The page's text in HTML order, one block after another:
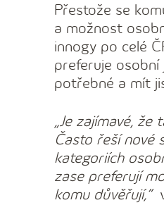
Přestože se
a možnost
innogy po celé
preferuje
potřebné a mít
„Je zajímavé,
Často řeší nové
kategoriích
zase preferují
komu důvěřují,“